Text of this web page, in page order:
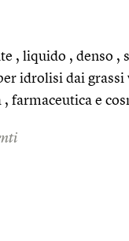
, liquido , denso ,
idrolisi dai
farmaceutica e